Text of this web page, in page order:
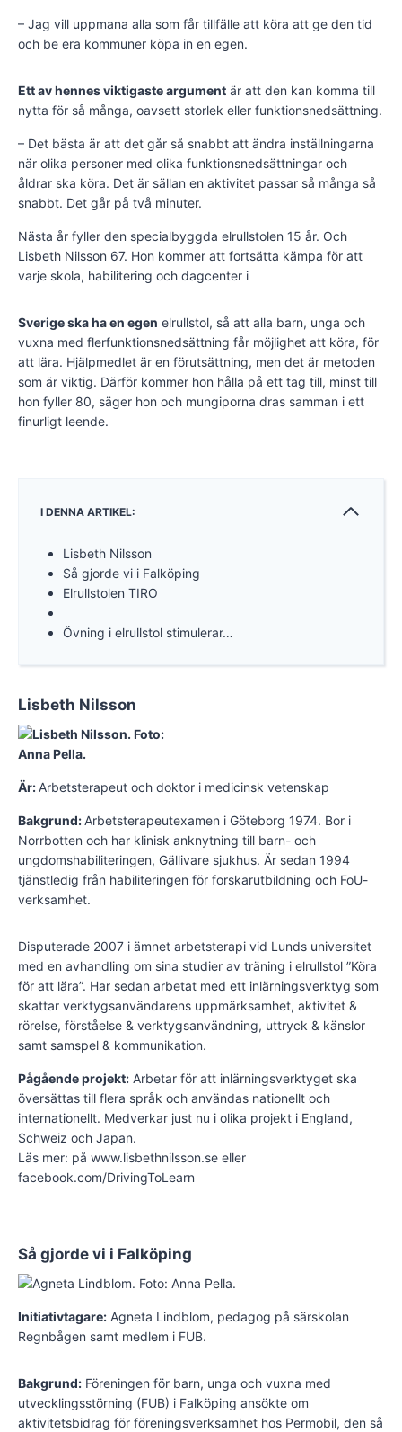
– Jag vill uppmana alla som får tillfälle att köra att ge den tid
och be era kommuner köpa in en egen.
Ett av hennes viktigaste argument är att den kan komma till
nytta för så många, oavsett storlek eller funktionsnedsättning.
– Det bästa är att det går så snabbt att ändra inställningarna
när olika personer med olika funktionsnedsättningar och
åldrar ska köra. Det är sällan en aktivitet passar så många så
snabbt. Det går på två minuter.
Nästa år fyller den specialbyggda elrullstolen 15 år. Och
Lisbeth Nilsson 67. Hon kommer att fortsätta kämpa för att
varje skola, habilitering och dagcenter i
Sverige ska ha en egen elrullstol, så att alla barn, unga och
vuxna med flerfunktionsnedsättning får möjlighet att köra, för
att lära. Hjälpmedlet är en förutsättning, men det är metoden
som är viktig. Därför kommer hon hålla på ett tag till, minst till
hon fyller 80, säger hon och mungiporna dras samman i ett
finurligt leende.
I DENNA ARTIKEL:
Lisbeth Nilsson
Så gjorde vi i Falköping
Elrullstolen TIRO
Övning i elrullstol stimulerar…
Lisbeth Nilsson
Är: Arbetsterapeut och doktor i medicinsk vetenskap
Bakgrund: Arbets­terapeutexamen i Göteborg 1974. Bor i
Norrbotten och har klinisk anknytning till barn- och
ungdomshabiliteringen, Gällivare sjukhus. Är sedan 1994
tjänstledig från habiliteringen för forskarutbildning och FoU-
verksamhet.
Disputerade 2007 i ämnet arbetsterapi vid Lunds universitet
med en avhandling om sina studier av träning i elrullstol ”Köra
för att lära”. Har sedan arbetat med ett inlärningsverktyg som
skattar verktygsanvändarens uppmärksamhet, aktivitet &
rörelse, förståelse & verktygsanvändning, uttryck & känslor
samt samspel & kommunikation.
Pågående projekt: Arbetar för att inlärningsverktyget ska
översättas till flera språk och användas nationellt och
internationellt. Medverkar just nu i olika projekt i England,
Schweiz och Japan.
Läs mer: på www.lisbethnilsson.se eller
facebook.com/DrivingToLearn
Så gjorde vi i Falköping
Initiativtagare: Agneta Lindblom, pedagog på särskolan
Regnbågen samt medlem i FUB.
Bakgrund: Föreningen för barn, unga och vuxna med
utvecklingsstörning (FUB) i Falköping ansökte om
aktivitetsbidrag för föreningsverksamhet hos Permobil, den så